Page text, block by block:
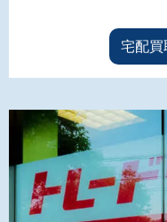
宅配買